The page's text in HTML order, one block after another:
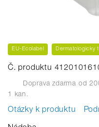
EU-Ecolabel Dermatologicky
Č. produktu
Doprava zdarma od
1 kan.
Otázky k produktu